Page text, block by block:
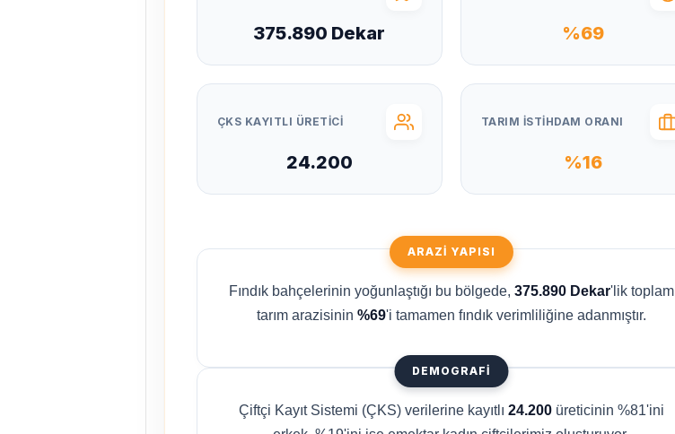
375.890 Dekar %69
ÇKS KAYITLI ÜRETICI
24.200
TARIM İSTIHDAM ORANI
%16
ARAZI YAPISI
Fındık bahçelerinin yoğunlaştığı bu bölgede, 375.890 Dekar'lik toplam
tarım arazisinin %69'i tamamen fındık verimliliğine adanmıştır.
DEMOGRAFI
Çiftçi Kayıt Sistemi (ÇKS) verilerine kayıtlı 24.200üreticinin %81'ini